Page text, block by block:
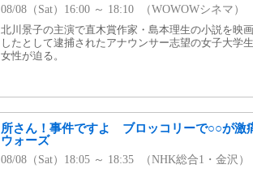
08/08（Sat）16:00 ～ 18:10 （WOWOWシネマ）
北川景子の主演で直木賞作家・島本理生の小説を映
したとして逮捕されたアナウンサー志望の女子大学
女性が迫る。
所さん！事件ですよ ブロッコリーで○○が
ウォーズ
08/08（Sat）18:05 ～ 18:35 （NHK総合1・金沢）